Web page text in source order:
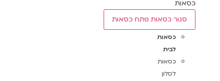
כסאות
סגור כסאות פתח כסאות
כסאות
לבית
כסאות
לסלון